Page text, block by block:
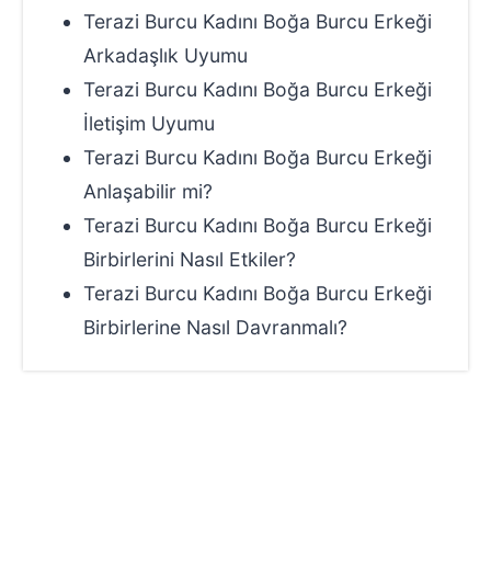
Terazi Burcu Kadını Boğa Burcu Erkeği
Arkadaşlık Uyumu
Terazi Burcu Kadını Boğa Burcu Erkeği
İletişim Uyumu
Terazi Burcu Kadını Boğa Burcu Erkeği
Anlaşabilir mi?
Terazi Burcu Kadını Boğa Burcu Erkeği
Birbirlerini Nasıl Etkiler?
Terazi Burcu Kadını Boğa Burcu Erkeği
Birbirlerine Nasıl Davranmalı?